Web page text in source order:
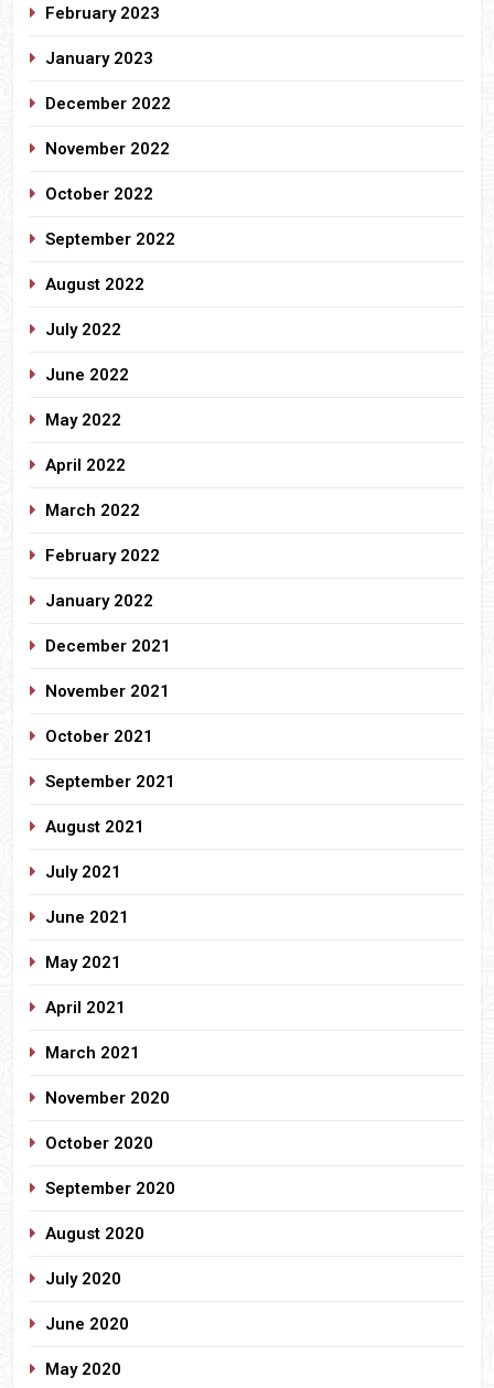
February 2023
January 2023
December 2022
November 2022
October 2022
September 2022
August 2022
July 2022
June 2022
May 2022
April 2022
March 2022
February 2022
January 2022
December 2021
November 2021
October 2021
September 2021
August 2021
July 2021
June 2021
May 2021
April 2021
March 2021
November 2020
October 2020
September 2020
August 2020
July 2020
June 2020
May 2020